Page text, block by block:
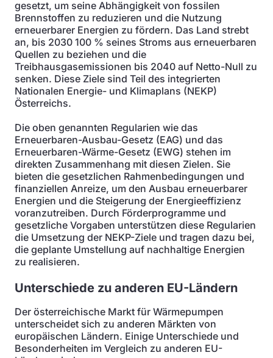
gesetzt, um seine Abhängigkeit von fossilen
Brennstoffen zu reduzieren und die Nutzung
erneuerbarer Energien zu fördern. Das Land strebt
an, bis 2030 100 % seines Stroms aus erneuerbaren
Quellen zu beziehen und die
Treibhausgasemissionen bis 2040 auf Netto-Null zu
senken. Diese Ziele sind Teil des integrierten
Nationalen Energie- und Klimaplans (NEKP)
Österreichs.
Die oben genannten Regularien wie das
Erneuerbaren-Ausbau-Gesetz (EAG) und das
Erneuerbaren-Wärme-Gesetz (EWG) stehen im
direkten Zusammenhang mit diesen Zielen. Sie
bieten die gesetzlichen Rahmenbedingungen und
finanziellen Anreize, um den Ausbau erneuerbarer
Energien und die Steigerung der Energieeffizienz
voranzutreiben. Durch Förderprogramme und
gesetzliche Vorgaben unterstützen diese Regularien
die Umsetzung der NEKP-Ziele und tragen dazu bei,
die geplante Umstellung auf nachhaltige Energien
zu realisieren.
Unterschiede zu anderen EU-Ländern
Der österreichische Markt für Wärmepumpen
unterscheidet sich zu anderen Märkten von
europäischen Ländern. Einige Unterschiede und
Besonderheiten im Vergleich zu anderen EU-